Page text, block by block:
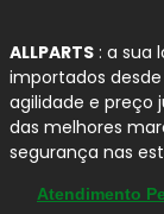
ALLPARTS : a sua
importados
agilidade e preço
das melhores
segurança nas
Atendimento